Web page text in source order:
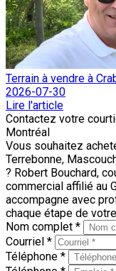
Terrain à vendre à
2026-07-30
Lire l'article
Contactez votre
Montréal
Vous souhaitez
Terrebonne,
? Robert Bouchard,
commercial affilié au
accompagne avec
chaque étape de
Nom complet *
Courriel *
Téléphone *